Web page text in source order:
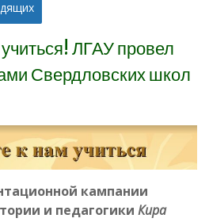
ЛГАУ провел
Свердловских школ
кампании
и педагогики Кира